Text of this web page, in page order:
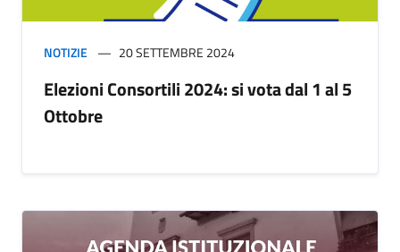
NOTIZIE 20 SETTEMBRE 2024
Elezioni Consortili 2024: si vota dal 1 al 5
Ottobre